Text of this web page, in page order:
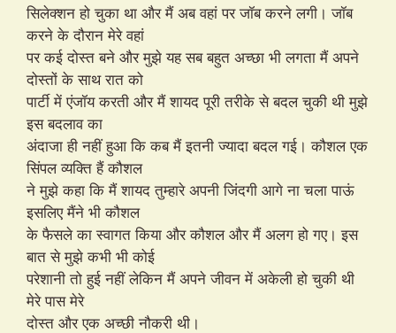
सिलेक्शन हो चुका था और मैं अब वहां पर जॉब करने लगी। जॉब
करने के दौरान मेरे वहां
पर कई दोस्त बने और मुझे यह सब बहुत अच्छा भी लगता मैं अपने
दोस्तों के साथ रात को
पार्टी में एंजॉय करती और मैं शायद पूरी तरीके से बदल चुकी थी मुझे
इस बदलाव का
अंदाजा ही नहीं हुआ कि कब मैं इतनी ज्यादा बदल गई। कौशल एक
सिंपल व्यक्ति हैं कौशल
ने मुझे कहा कि मैं शायद तुम्हारे अपनी जिंदगी आगे ना चला पाऊं
इसलिए मैंने भी कौशल
के फैसले का स्वागत किया और कौशल और मैं अलग हो गए। इस
बात से मुझे कभी भी कोई
परेशानी तो हुई नहीं लेकिन मैं अपने जीवन में अकेली हो चुकी थी
मेरे पास मेरे
दोस्त और एक अच्छी नौकरी थी।